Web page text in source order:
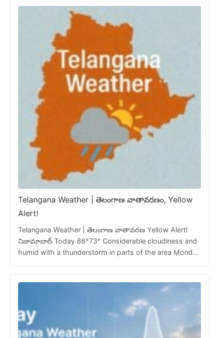
Telangana Weather | తెలంగాణ వాతావరణం, Yellow
Alert!
Telangana Weather | తెలంగాణ వాతావరణ Yellow Alert!
నిజామాబాద్ Today 86°73° Considerable cloudiness and
humid with a thunderstorm in parts of the area Monday